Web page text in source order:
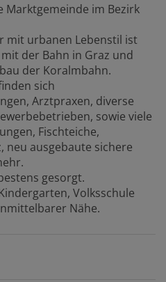
Marktgemeinde im Bezirk
mit urbanen Lebenstil ist
der Bahn in Graz und
der Koralmbahn.
sich
Arztpraxen, diverse
sowie viele
Fischteiche,
neu ausgebaute sichere
gesorgt.
Volksschule
Nähe.